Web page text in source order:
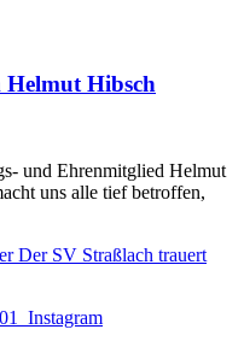
Hibsch
und Ehrenmitglied Helmut
uns alle tief betroffen,
Der SV Straßlach trauert